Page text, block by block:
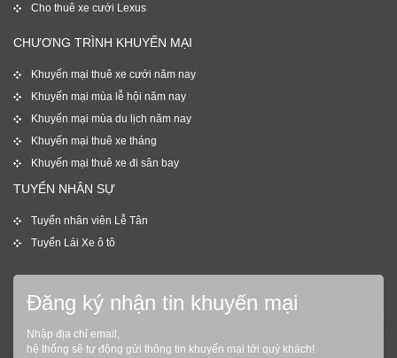
Cho thuê xe cưới Lexus
CHƯƠNG TRÌNH KHUYẾN MẠI
Khuyến mại thuê xe cưới năm nay
Khuyến mại mùa lễ hội năm nay
Khuyến mại mùa du lịch năm nay
Khuyến mại thuê xe tháng
Khuyến mại thuê xe đi sân bay
TUYỂN NHÂN SỰ
Tuyển nhân viên Lễ Tân
Tuyển Lái Xe ô tô
Đăng ký nhận tin khuyến mại
Nhập địa chỉ email,
hệ thống sẽ tự động gửi thông tin khuyến mại tới quý khách!